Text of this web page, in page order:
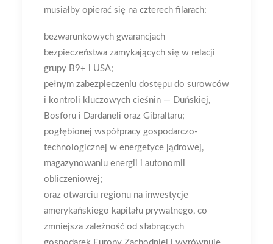
musiałby opierać się na czterech filarach:
bezwarunkowych gwarancjach
bezpieczeństwa zamykających się w relacji
grupy B9+ i USA;
pełnym zabezpieczeniu dostępu do surowców
i kontroli kluczowych cieśnin — Duńskiej,
Bosforu i Dardaneli oraz Gibraltaru;
pogłębionej współpracy gospodarczo-
technologicznej w energetyce jądrowej,
magazynowaniu energii i autonomii
obliczeniowej;
oraz otwarciu regionu na inwestycje
amerykańskiego kapitału prywatnego, co
zmniejsza zależność od słabnących
gospodarek Europy Zachodniej i wyrównuje